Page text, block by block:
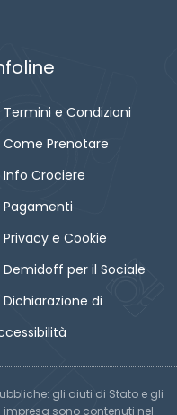
Termini e Condizioni
Come Prenotare
Info Crociere
Pagamenti
Privacy e Cookie
Demidoff per il Sociale
Dichiarazione di
gli aiuti di Stato e gli
sono contenuti nel